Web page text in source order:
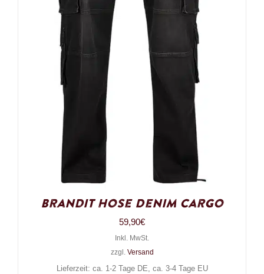
Brandit Hose Denim Cargo
59,90€
Inkl. MwSt.
zzgl. Versand
Lieferzeit: ca. 1-2 Tage DE, ca. 3-4 Tage EU